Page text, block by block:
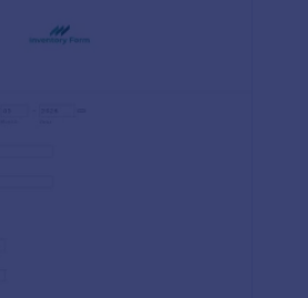
la conception du modèle
parfaitement à vos besoins.
pas à intégrer le formulaire à
données de soumission à
ligne, tels que Google Drive,
Utilisez notre formulaire de
gratuit pour savoir qui
de vous assurer que chaque